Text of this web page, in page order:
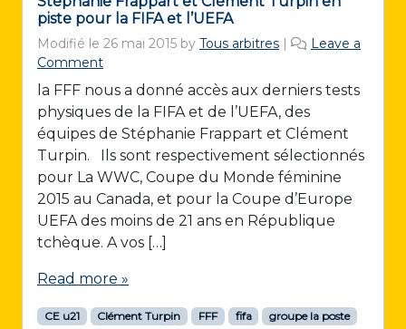
piste pour la FIFA et l’UEFA
Modifié le 26 mai 2015 by Tous arbitres |
Leave a
Comment
la FFF nous a donné accès aux derniers tests
physiques de la FIFA et de l’UEFA, des
équipes de Stéphanie Frappart et Clément
Turpin. Ils sont respectivement sélectionnés
pour La WWC, Coupe du Monde féminine
2015 au Canada, et pour la Coupe d’Europe
UEFA des moins de 21 ans en République
tchèque. A vos […]
Read more »
CE u21 Clément Turpin FFF fifa
groupe la poste